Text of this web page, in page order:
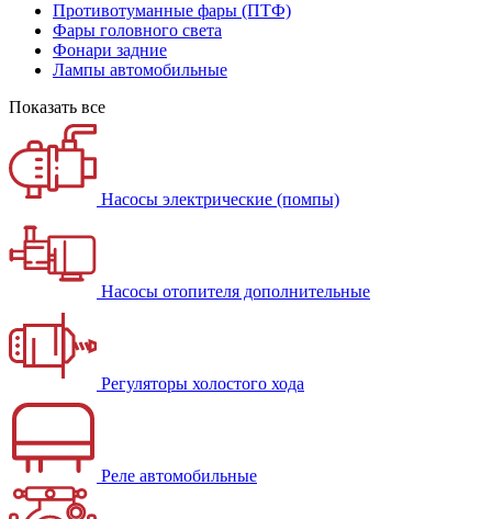
Противотуманные фары (ПТФ)
Фары головного света
Фонари задние
Лампы автомобильные
Показать все
Насосы электрические (помпы)
Насосы отопителя дополнительные
Регуляторы холостого хода
Реле автомобильные